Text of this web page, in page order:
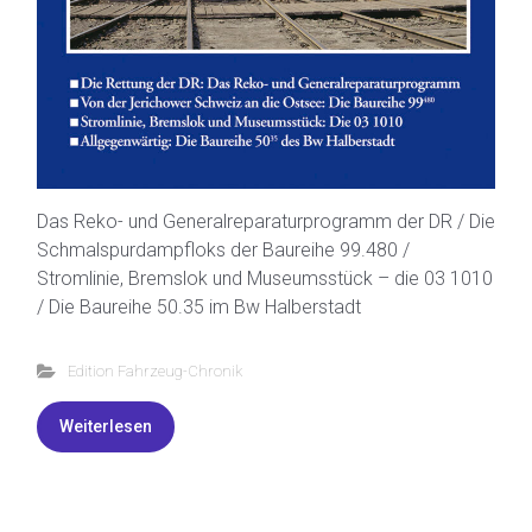
Das Reko- und Generalreparaturprogramm der DR / Die
Schmalspurdampfloks der Baureihe 99.480 /
Stromlinie, Bremslok und Museumsstück – die 03 1010
/ Die Baureihe 50.35 im Bw Halberstadt
Edition Fahrzeug-Chronik
Weiterlesen